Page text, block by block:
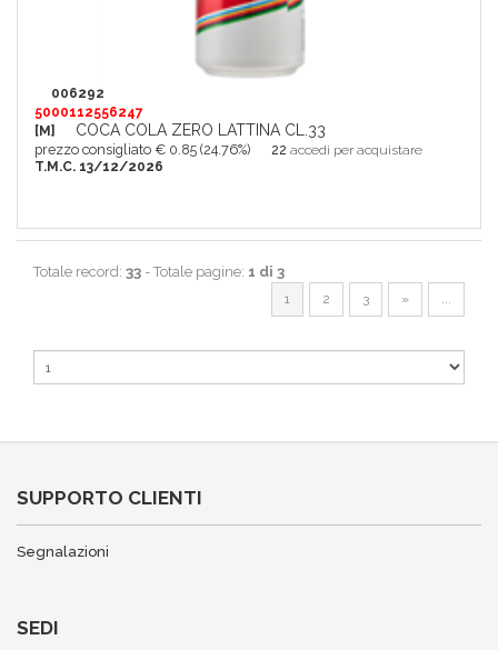
006292
5000112556247
[M]
COCA COLA ZERO LATTINA CL.33
prezzo consigliato € 0.85 (24.76%) 22 accedi per acquistare
T.M.C. 13/12/2026
Totale record: 33 - Totale pagine: 1 di 3
1 2 3 » ...
SUPPORTO CLIENTI
Segnalazioni
SEDI